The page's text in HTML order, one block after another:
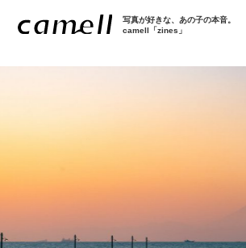
写真が好きな、あの子の本音。
camell「zines」